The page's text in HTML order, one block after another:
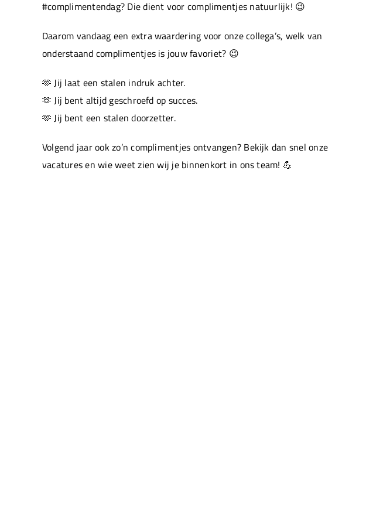
#complimentendag? Die dient voor complimentjes natuurlijk! 😉
Daarom vandaag een extra waardering voor onze collega’s, welk van
onderstaand complimentjes is jouw favoriet? 😉
🫶 Jij laat een stalen indruk achter.
🫶 Jij bent altijd geschroefd op succes.
🫶 Jij bent een stalen doorzetter.
Volgend jaar ook zo’n complimentjes ontvangen? Bekijk dan snel onze
vacatures en wie weet zien wij je binnenkort in ons team! 💪